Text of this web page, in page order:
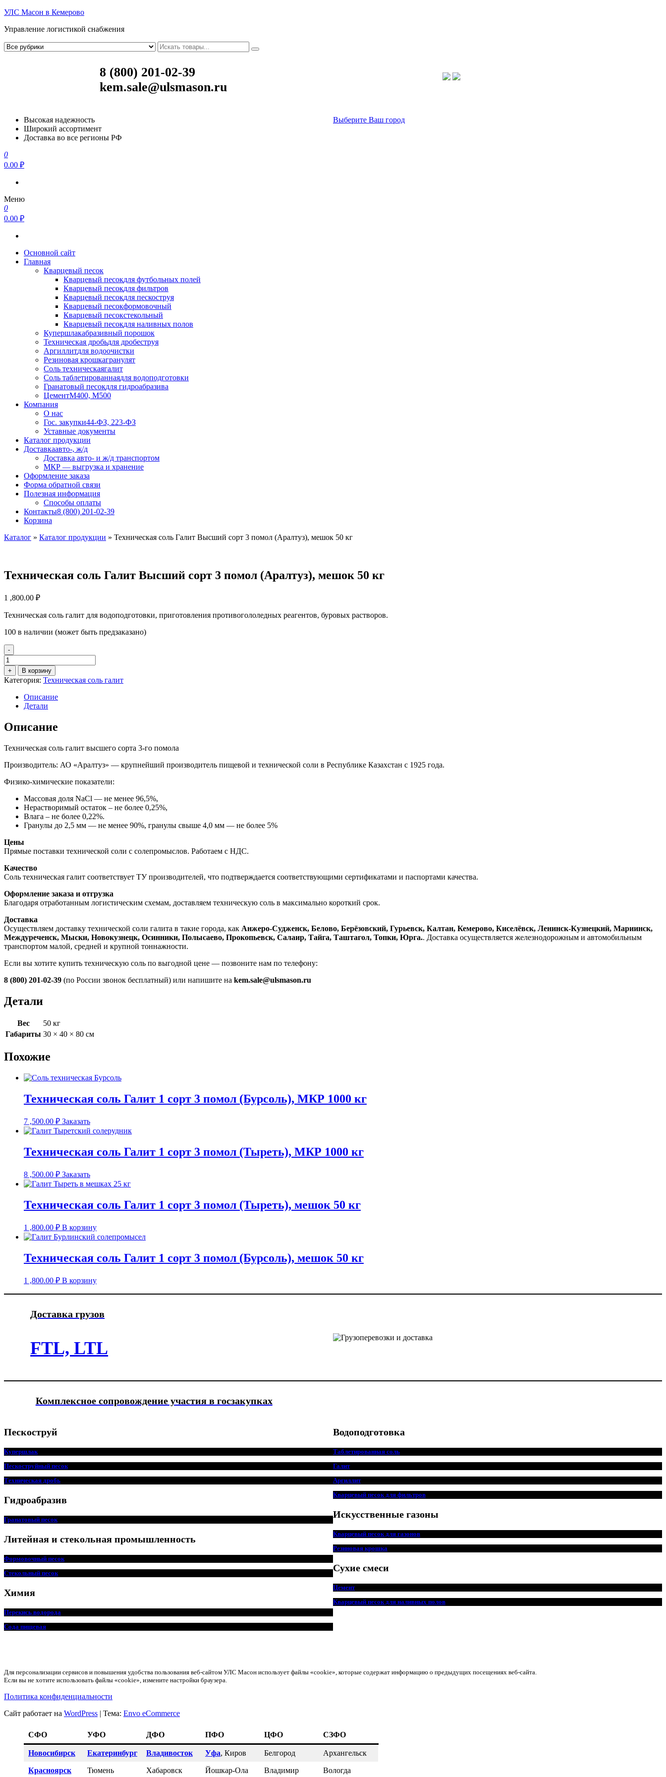
УЛС Масон в Кемерово
Управление логистикой снабжения
8 (800) 201-02-39
kem.sale@ulsmason.ru
Высокая надежность
Широкий ассортимент
Доставка во все регионы РФ
Выберите Ваш город
0
0.00 ₽
Меню
0
0.00 ₽
Основной сайт
Главная
Кварцевый песок
Кварцевый песокдля футбольных полей
Кварцевый песокдля фильтров
Кварцевый песокдля пескоструя
Кварцевый песокформовочный
Кварцевый песокстекольный
Кварцевый песокдля наливных полов
Купершлакабразивный порошок
Техническая дробьдля дробеструя
Аргиллитдля водоочистки
Резиновая крошкагранулят
Соль техническаягалит
Соль таблетированнаядля водоподготовки
Гранатовый песокдля гидроабразива
ЦементМ400, М500
Компания
О нас
Гос. закупки44-ФЗ, 223-ФЗ
Уставные документы
Каталог продукции
Доставкаавто-, ж/д
Доставка авто- и ж/д транспортом
МКР — выгрузка и хранение
Оформление заказа
Форма обратной связи
Полезная информация
Способы оплаты
Контакты8 (800) 201-02-39
Корзина
Каталог » Каталог продукции » Техническая соль Галит Высший сорт 3 помол (Аралтуз), мешок 50 кг
Техническая соль Галит Высший сорт 3 помол (Аралтуз), мешок 50 кг
1 ,800.00 ₽
Техническая соль галит для водоподготовки, приготовления противогололедных реагентов, буровых растворов.
100 в наличии (может быть предзаказано)
-
Количество
товара
Техническая
соль
Галит
Высший
3
помол
мешок
кг
+ В корзину
Категория: Техническая соль галит
Описание
Детали
Описание
Техническая соль галит высшего сорта 3-го помола
Производитель: АО «Аралтуз» — крупнейший производитель пищевой и технической соли в Республике Казахстан с 1925 года.
Физико-химические показатели:
Массовая доля NaCl — не менее 96,5%,
Нерастворимый остаток – не более 0,25%,
Влага – не более 0,22%.
Гранулы до 2,5 мм — не менее 90%, гранулы свыше 4,0 мм — не более 5%
Цены
Прямые поставки технической соли с солепромыслов. Работаем с НДС.
Качество
Соль техническая галит соответствует ТУ производителей, что подтверждается соответствующими сертификатами и паспортами качества.
Оформление заказа и отгрузка
Благодаря отработанным логистическим схемам, доставляем техническую соль в максимально короткий срок.
Доставка
Осуществляем доставку технической соли галита в такие города, как Анжеро-Судженск, Белово, Берёзовский, Гурьевск, Калтан, Кемерово, Киселёвск, Ленинск-Кузнецкий, Мариинск,
Междуреченск, Мыски, Новокузнецк, Осинники, Полысаево, Прокопьевск, Салаир, Тайга, Таштагол, Топки, Юрга.. Доставка осуществляется железнодорожным и автомобильным
транспортом малой, средней и крупной тоннажности.
Если вы хотите купить техническую соль по выгодной цене — позвоните нам по телефону:
8 (800) 201-02-39 (по России звонок бесплатный) или напишите на kem.sale@ulsmason.ru
Детали
Вес
50 кг
Габариты 30 × 40 × 80 см
Похожие
Техническая соль Галит 1 сорт 3 помол (Бурсоль), МКР 1000 кг
7 ,500.00 ₽ Заказать
Техническая соль Галит 1 сорт 3 помол (Тыреть), МКР 1000 кг
8 ,500.00 ₽ Заказать
Техническая соль Галит 1 сорт 3 помол (Тыреть), мешок 50 кг
1 ,800.00 ₽ В корзину
Техническая соль Галит 1 сорт 3 помол (Бурсоль), мешок 50 кг
1 ,800.00 ₽ В корзину
Доставка грузов
FTL, LTL
Комплексное сопровождение участия в госзакупках
Пескоструй
Купершлак
Пескоструйный песок
Техническая дробь
Гидроабразив
Гранатовый песок
Литейная и стекольная промышленность
Формовочный песок
Стекольный песок
Химия
Перекись водорода
Сода пищевая
Водоподготовка
Таблетированная соль
Галит
Аргиллит
Кварцевый песок для фильтров
Искусственные газоны
Кварцевый песок для газонов
Резиновая крошка
Сухие смеси
Цемент
Кварцевый песок для наливных полов
Для персонализации сервисов и повышения удобства пользования веб-сайтом УЛС Масон использует файлы «cookie», которые содержат информацию о предыдущих посещениях веб-сайта.
Если вы не хотите использовать файлы «cookie», измените настройки браузера.
Политика конфиденциальности
Сайт работает на WordPress | Тема: Envo eCommerce
СФО УФО ДФО ПФО ЦФО СЗФО
Новосибирск Екатеринбург Владивосток Уфа, Киров Белгород Архангельск
Красноярск Тюмень Хабаровск Йошкар-Ола Владимир Вологда